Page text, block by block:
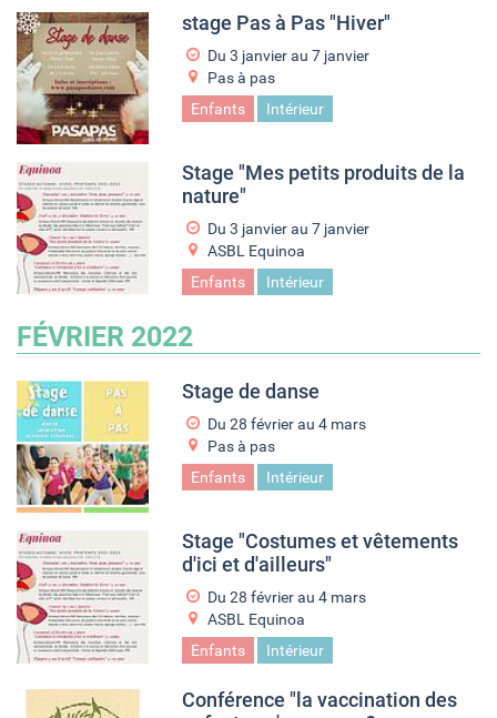
stage Pas à Pas "Hiver"
Du 3 janvier au 7 janvier
Pas à pas
Enfants
Intérieur
Stage "Mes petits produits de la
nature"
Du 3 janvier au 7 janvier
ASBL Equinoa
Enfants
Intérieur
FÉVRIER 2022
Stage de danse
Du 28 février au 4 mars
Pas à pas
Enfants
Intérieur
Stage "Costumes et vêtements
d'ici et d'ailleurs"
Du 28 février au 4 mars
ASBL Equinoa
Enfants
Intérieur
Conférence "la vaccination des